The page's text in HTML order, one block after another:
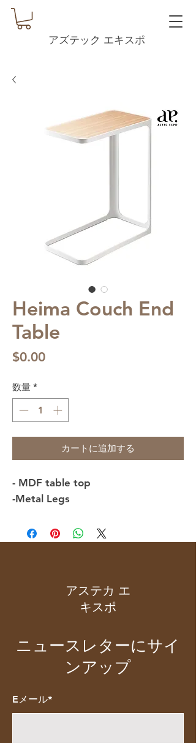
アズテック エキスポ
Heima Couch End
Table
$0.00価
数量 *
カートに追加する
- MDF table top
-Metal Legs
アステカ エ
キスポ
ニュースレターにサイ
ンアップ
Eメール*